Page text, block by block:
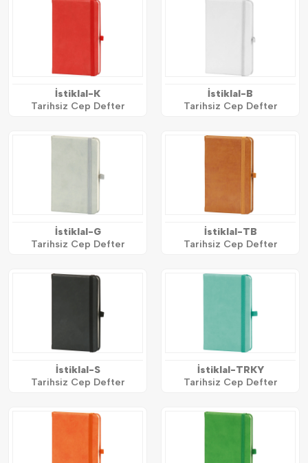
İstiklal-K
Tarihsiz Cep Defter
İstiklal-B
Tarihsiz Cep Defter
İstiklal-G
Tarihsiz Cep Defter
İstiklal-TB
Tarihsiz Cep Defter
İstiklal-S
Tarihsiz Cep Defter
İstiklal-TRKY
Tarihsiz Cep Defter